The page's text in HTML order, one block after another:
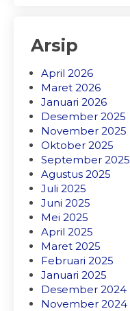
Arsip
April 2026
Maret 2026
Januari 2026
Desember 2025
November 2025
Oktober 2025
September 2025
Agustus 2025
Juli 2025
Juni 2025
Mei 2025
April 2025
Maret 2025
Februari 2025
Januari 2025
Desember 2024
November 2024